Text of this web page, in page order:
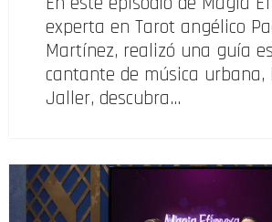
experta en Tarot angélico
Martínez, realizó una guía
cantante de música urbana,
Jaller, descubra…